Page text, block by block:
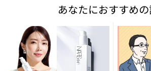
あなたにおすすめ